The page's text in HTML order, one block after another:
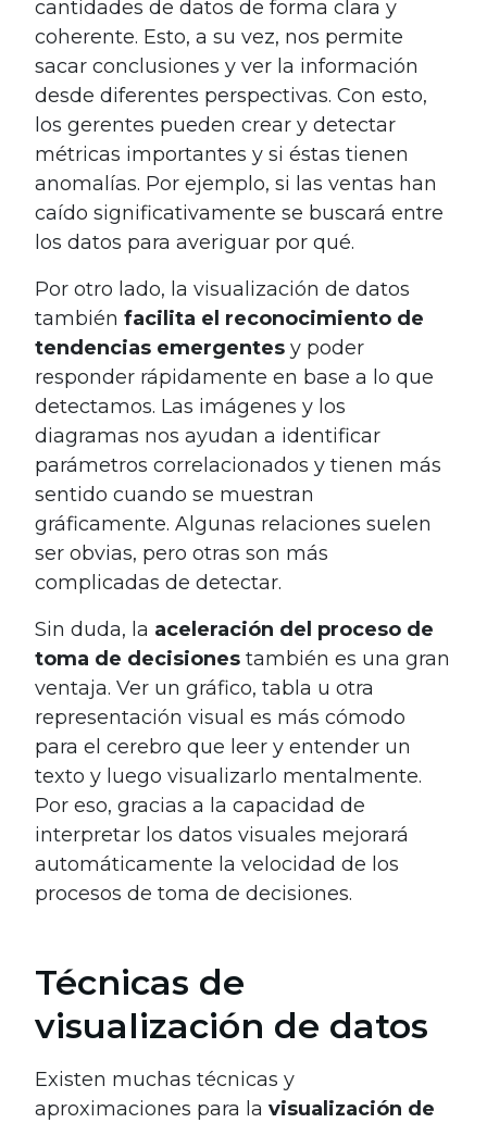
cantidades de datos de forma clara y
coherente. Esto, a su vez, nos permite
sacar conclusiones y ver la información
desde diferentes perspectivas. Con esto,
los gerentes pueden crear y detectar
métricas importantes y si éstas tienen
anomalías. Por ejemplo, si las ventas han
caído significativamente se buscará entre
los datos para averiguar por qué.
Por otro lado, la visualización de datos
también facilita el reconocimiento de
tendencias emergentes y poder
responder rápidamente en base a lo que
detectamos. Las imágenes y los
diagramas nos ayudan a identificar
parámetros correlacionados y tienen más
sentido cuando se muestran
gráficamente. Algunas relaciones suelen
ser obvias, pero otras son más
complicadas de detectar.
Sin duda, la aceleración del proceso de
toma de decisiones también es una gran
ventaja. Ver un gráfico, tabla u otra
representación visual es más cómodo
para el cerebro que leer y entender un
texto y luego visualizarlo mentalmente.
Por eso, gracias a la capacidad de
interpretar los datos visuales mejorará
automáticamente la velocidad de los
procesos de toma de decisiones.
Técnicas de
visualización de datos
Existen muchas técnicas y
aproximaciones para la visualización de